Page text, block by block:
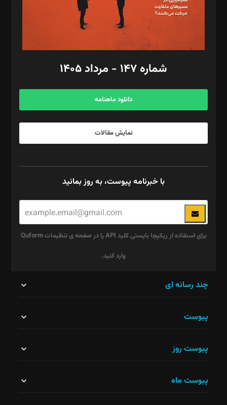
گرافیک و صفحه‌آرایی: سید‌سبحان‌علی ثابت
مد‌یر توسعه تجاری: کامبیز برید‌
امور مالی: شاپور رهبری، محمد‌ کاظمی‌نیا
آگهی و مشترکین: ۰۹۱۹۹۹۹۰۴۵۴
شماره ۱۴۷ - مرداد ۱۴۰۵
دانلود ماهنامه
نمایش مقالات
با خبرنامه پیوست، به روز بمانید
برای استفاده از ریکپچا بایستی کلید API را در صفحه ی تنظیمات Quform
وارد کنید.
نباید
شود.
چند رسانه ای
پیوست
پیوست روز
پیوست ماه